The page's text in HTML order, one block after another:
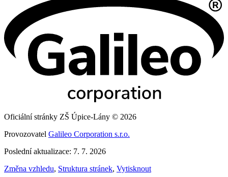
Oficiální stránky ZŠ Úpice-Lány © 2026
Provozovatel Galileo Corporation s.r.o.
Poslední aktualizace: 7. 7. 2026
Změna vzhledu, Struktura stránek, Vytisknout